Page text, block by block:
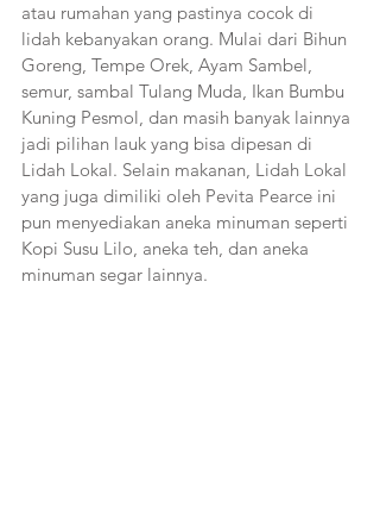
atau rumahan yang pastinya cocok di
lidah kebanyakan orang. Mulai dari Bihun
Goreng, Tempe Orek, Ayam Sambel,
semur, sambal Tulang Muda, Ikan Bumbu
Kuning Pesmol, dan masih banyak lainnya
jadi pilihan lauk yang bisa dipesan di
Lidah Lokal. Selain makanan, Lidah Lokal
yang juga dimiliki oleh Pevita Pearce ini
pun menyediakan aneka minuman seperti
Kopi Susu Lilo, aneka teh, dan aneka
minuman segar lainnya.